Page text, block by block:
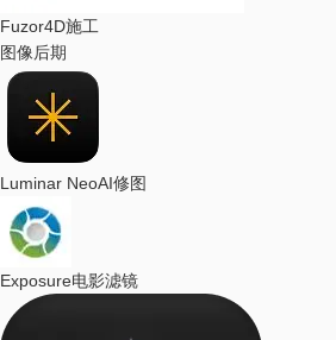
Fuzor4D施工
图像后期
Luminar NeoAI修图
Exposure电影滤镜